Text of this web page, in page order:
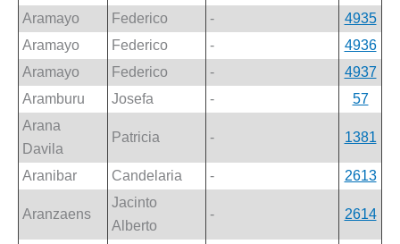
Aramayo
Federico -
4935
Aramayo
Federico -
4936
Aramayo
Federico -
4937
Aramburu
Josefa -
57
Arana
Davila
Patricia - 1381
Aranibar Candelaria - 2613
Aranzaens
Jacinto
Alberto
- 2614